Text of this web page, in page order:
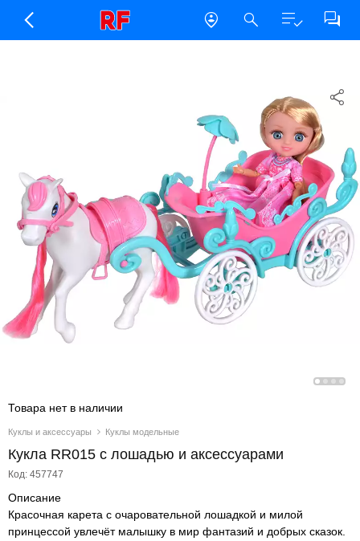
Куклы и аксессуары Куклы модельные
Кукла RR015 с лошадью и аксессуарами
Код: 457747
Товара нет в наличии
Описание
Красочная карета с очаровательной лошадкой и милой
принцессой увлечёт малышку в мир фантазий и добрых сказок.